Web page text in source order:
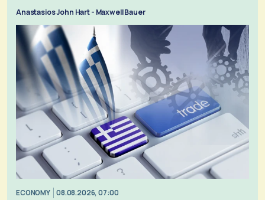
Anastasios John Hart - Maxwell Bauer
ECONOMY 08.08.2026, 07:00